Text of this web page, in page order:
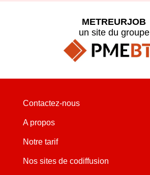
METREURJOB
un site du groupe
Contactez-nous
A propos
Notre tarif
Nos sites de codiffusion